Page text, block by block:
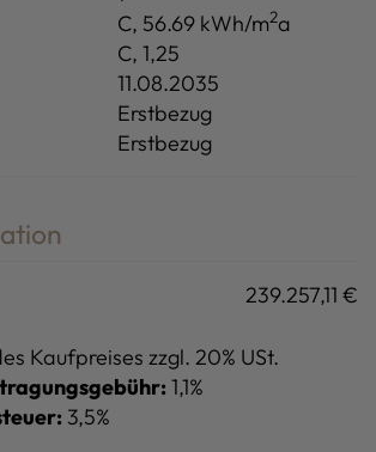
C, 56.69 kWh/m2a
C, 1,25
11.08.2035
Erstbezug
Erstbezug
239.257,11 €
Kaufpreises zzgl. 20% USt.
1,1%
3,5%